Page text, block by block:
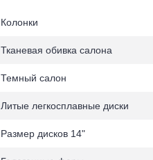
Колонки
Тканевая обивка салона
Темный салон
Литые легкосплавные диски
Размер дисков 14"